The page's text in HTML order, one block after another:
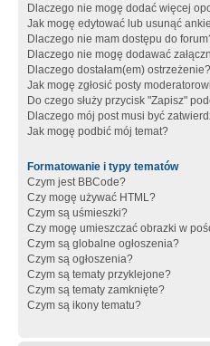
Dlaczego nie mogę dodać więcej
Jak mogę edytować lub usunąć
Dlaczego nie mam dostępu do
Dlaczego nie mogę dodawać
Dlaczego dostałam(em) ostrzeżenie?
Jak mogę zgłosić posty
Do czego służy przycisk "Zapisz"
Dlaczego mój post musi być
Jak mogę podbić mój temat?
Formatowanie i typy tematów
Czym jest BBCode?
Czy mogę używać HTML?
Czym są uśmieszki?
Czy mogę umieszczać obrazki w
Czym są globalne ogłoszenia?
Czym są ogłoszenia?
Czym są tematy przyklejone?
Czym są tematy zamknięte?
Czym są ikony tematu?